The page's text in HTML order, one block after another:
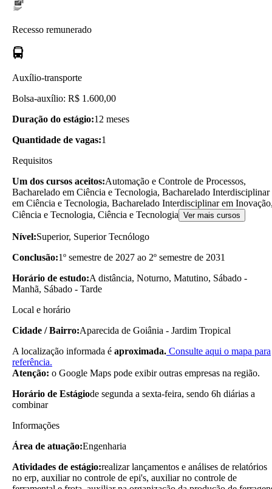
Recesso remunerado
Auxílio-transporte
Bolsa-auxílio: R$ 1.600,00
Duração do estágio:12 meses
Quantidade de vagas:1
Requisitos
Um dos cursos aceitos:Automação e Controle de Processos,
Bacharelado em Ciência e Tecnologia, Bacharelado Interdisciplinar
em Ciência e Tecnologia, Bacharelado Interdisciplinar em
Ciência e Tecnologia, Ciência e Tecnologia Ver mais cursos
Nível:Superior, Superior Tecnólogo
Conclusão:1º semestre de 2027 ao 2º semestre de 2031
Horário de estudo:A distância, Noturno, Matutino, Sábado -
Manhã, Sábado - Tarde
Local e horário
Cidade / Bairro:Aparecida de Goiânia - Jardim Tropical
A localização informada é aproximada. Consulte aqui o mapa para
referência.
Atenção: o Google Maps pode exibir outras empresas na região.
Horário de Estágiode segunda a sexta-feira, sendo 6h diárias a
combinar
Informações
Área de atuação:Engenharia
Atividades de estágio:realizar lançamentos e análises de relatórios
no erp, auxiliar no controle de epi's, auxiliar no controle de